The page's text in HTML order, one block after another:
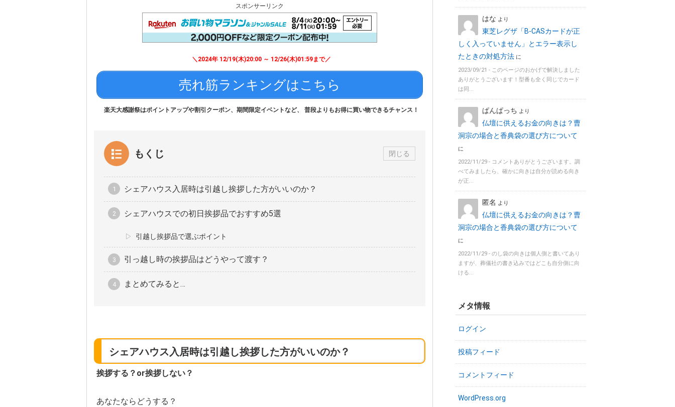
スポンサーリンク
＼2024年 12/19(木)20:00 ～ 12/26(木)01:59まで／
売れ筋ランキングはこちら
楽天大感謝祭はポイントアップや割引クーポン、期間限定イベントなど、 普段よりもお得に買い物できるチャンス！
もくじ 閉じる
シェアハウス入居時は引越し挨拶した方がいいのか？
シェアハウスでの初日挨拶品でおすすめ5選
引越し挨拶品で選ぶポイント
引っ越し時の挨拶品はどうやって渡す？
まとめてみると…
シェアハウス入居時は引越し挨拶した方がいいのか？
挨拶する？or挨拶しない？
あなたならどうする？
はな より
東芝レグザ「B-CASカードが正
しく入っていません」とエラー表示し
たときの対処方法 に
2023/09/21 - このページのおかげで解決しました
ありがとうございます！型番も全く同じでカード
は同...
ぱんぱっち より
仏壇に供えるお金の向きは？曹
洞宗の場合と香典袋の選び方について
に
2022/11/29 - コメントありがとうございます。調
べてみましたら、確かに向きは自分が読める向き
が正...
匿名 より
仏壇に供えるお金の向きは？曹
洞宗の場合と香典袋の選び方について
に
2022/11/29 - のし袋の向きは個人側と書いてあり
ますが、葬儀社の書き込みではどこも自分側に向
ける...
メタ情報
ログイン
投稿フィード
コメントフィード
WordPress.org